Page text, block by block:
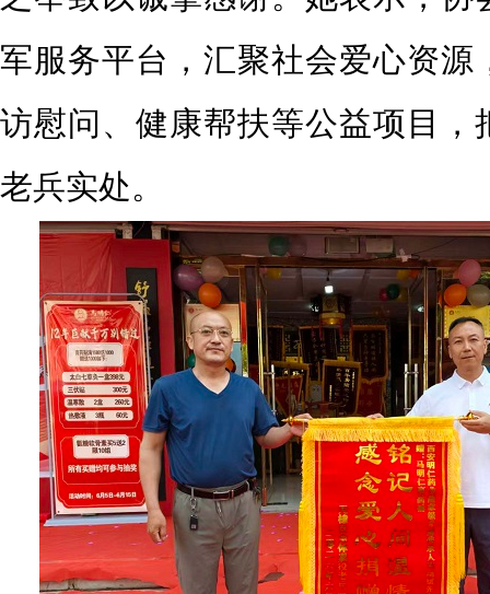
军服务平台，汇聚社会爱心资源
访慰问、健康帮扶等公益项目，
老兵实处。